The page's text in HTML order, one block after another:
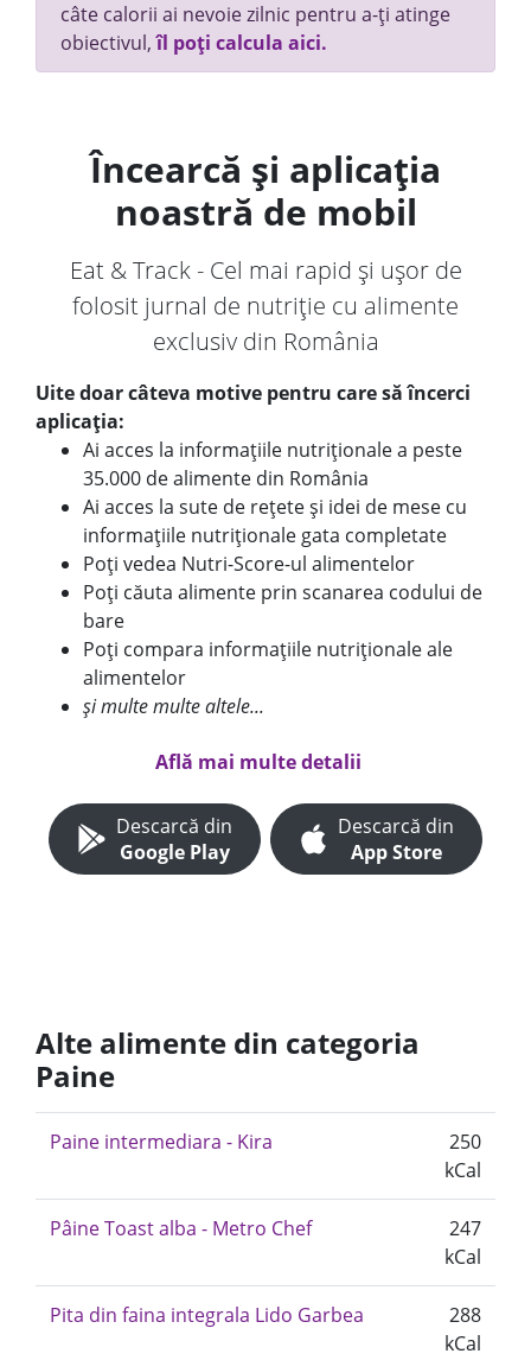
câte calorii ai nevoie zilnic pentru a-ți atinge
obiectivul,îl poți calcula aici.
Încearcă și aplicația
noastră de mobil
Eat & Track - Cel mai rapid și ușor de
folosit jurnal de nutriție cu alimente
exclusiv din România
Uite doar câteva motive pentru care să încerci
aplicația:
Ai acces la informațiile nutriționale a peste
35.000 de alimente din România
Ai acces la sute de rețete și idei de mese cu
informațiile nutriționale gata completate
Poți vedea Nutri-Score-ul alimentelor
Poți căuta alimente prin scanarea codului de
bare
Poți compara informațiile nutriționale ale
alimentelor
și multe multe altele...
Află mai multe detalii
Descarcă din
Google Play
Descarcă din
App Store
Alte alimente din categoria
Paine
Paine intermediara - Kira
250
kCal
Pâine Toast alba - Metro Chef
247
kCal
Pita din faina integrala Lido Garbea
288
kCal